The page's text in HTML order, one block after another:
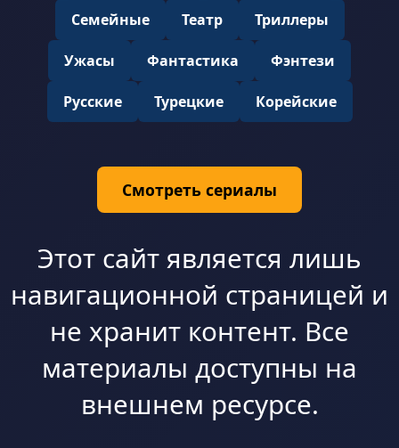
Семейные Театр Триллеры
Ужасы Фантастика Фэнтези
Русские Турецкие Корейские
Смотреть сериалы
Этот сайт является лишь
навигационной страницей и
не хранит контент. Все
материалы доступны на
внешнем ресурсе.